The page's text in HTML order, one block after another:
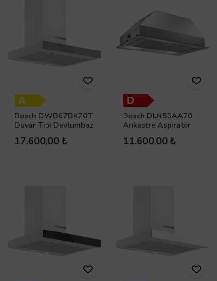
Bosch DWB67BK70T
Duvar Tipi Davlumbaz
17.600,00 ₺
Bosch DLN53AA70
Ankastre Aspiratör
11.600,00 ₺